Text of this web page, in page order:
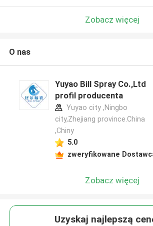
Zobacz więcej
O nas
Yuyao Bill Spray Co.,Ltd
profil producenta
Yuyao city ,Ningbo
city,Zhejiang province.China
,Chiny
5.0
zweryfikowane
Zobacz więcej
Uzyskaj najlepszą